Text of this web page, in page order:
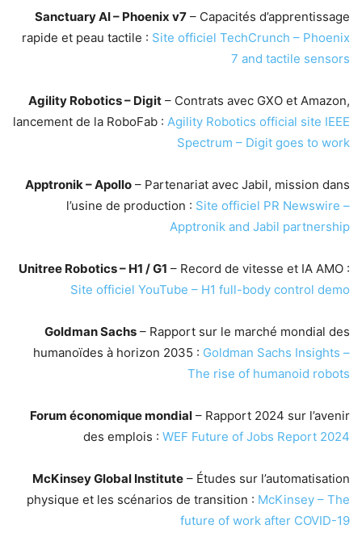
Sanctuary AI – Phoenix v7 – Capacités d’apprentissage
rapide et peau tactile : Site officiel TechCrunch – Phoenix
7 and tactile sensors
Agility Robotics – Digit – Contrats avec GXO et Amazon,
lancement de la RoboFab : Agility Robotics official site IEEE
Spectrum – Digit goes to work
Apptronik – Apollo – Partenariat avec Jabil, mission dans
l’usine de production : Site officiel PR Newswire –
Apptronik and Jabil partnership
Unitree Robotics – H1 / G1 – Record de vitesse et IA AMO :
Site officiel YouTube – H1 full-body control demo
Goldman Sachs – Rapport sur le marché mondial des
humanoïdes à horizon 2035 : Goldman Sachs Insights –
The rise of humanoid robots
Forum économique mondial – Rapport 2024 sur l’avenir
des emplois : WEF Future of Jobs Report 2024
McKinsey Global Institute – Études sur l’automatisation
physique et les scénarios de transition : McKinsey – The
future of work after COVID-19